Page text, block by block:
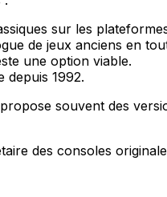
sur les
de jeux anciens en
une option viable.
depuis 1992.
souvent des
des consoles